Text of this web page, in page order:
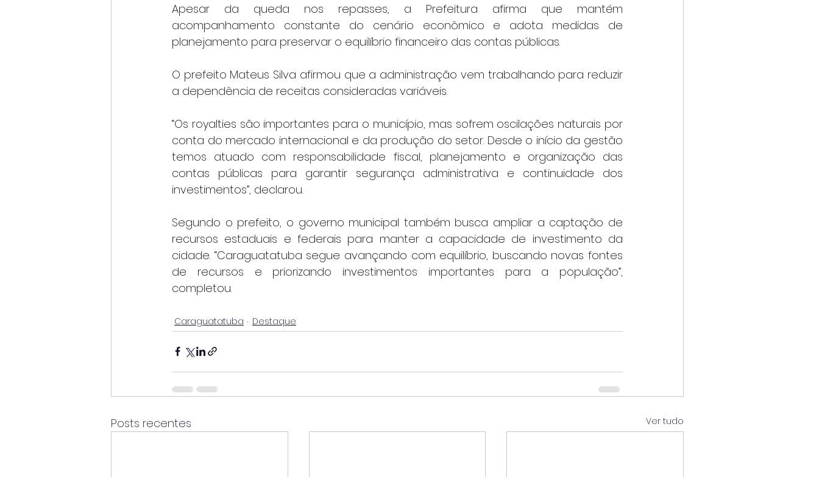
Apesar da queda nos repasses, a Prefeitura afirma que mantém
acompanhamento constante do cenário econômico e adota medidas de
planejamento para preservar o equilíbrio financeiro das contas públicas.
O prefeito Mateus Silva afirmou que a administração vem trabalhando para reduzir
a dependência de receitas consideradas variáveis.
“Os royalties são importantes para o município, mas sofrem oscilações naturais por
conta do mercado internacional e da produção do setor. Desde o início da gestão
temos atuado com responsabilidade fiscal, planejamento e organização das
contas públicas para garantir segurança administrativa e continuidade dos
investimentos”, declarou.
Segundo o prefeito, o governo municipal também busca ampliar a captação de
recursos estaduais e federais para manter a capacidade de investimento da
cidade. “Caraguatatuba segue avançando com equilíbrio, buscando novas fontes
de recursos e priorizando investimentos importantes para a população”,
completou.
Caraguatatuba Destaque
Posts recentes Ver tudo